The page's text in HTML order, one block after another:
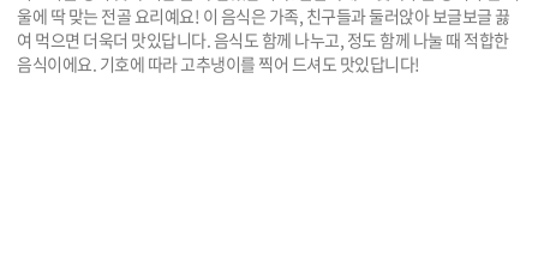
울에 딱 맞는 전골 요리예요! 이 음식은 가족, 친구들과 둘러앉아 보글보글 끓
여 먹으면 더욱더 맛있답니다. 음식도 함께 나누고, 정도 함께 나눌 때 적합한
음식이에요. 기호에 따라 고추냉이를 찍어 드셔도 맛있답니다!